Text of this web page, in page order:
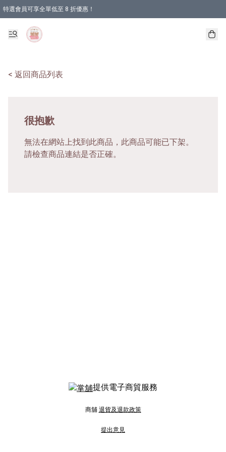
特選會員可享全單低至 8 折優惠！
< 返回商品列表
很抱歉
無法在網站上找到此商品，此商品可能已下架。
請檢查商品連結是否正確。
提供電子商貿服務
商舖 退貨及退款政策
提出意見